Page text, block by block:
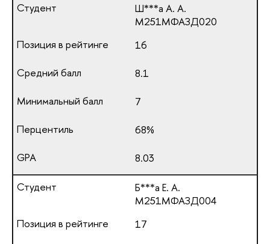
Ш***а А. А.
М251МФАЗД020
16
8.1
7
68%
8.03
Б***а Е. А.
М251МФАЗД004
17